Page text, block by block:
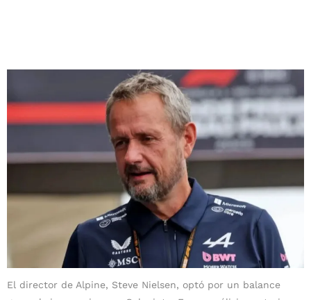
El director de Alpine, Steve Nielsen, optó por un balance